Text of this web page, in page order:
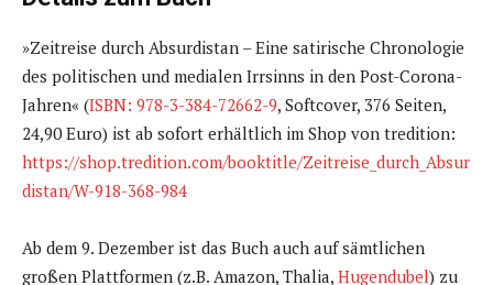
»Zeitreise durch Absurdistan – Eine satirische Chronologie
des politischen und medialen Irrsinns in den Post-Corona-
Jahren« (ISBN: 978-3-384-72662-9, Softcover, 376 Seiten,
24,90 Euro) ist ab sofort erhältlich im Shop von tredition:
https://shop.tredition.com/booktitle/Zeitreise_durch_Absur
distan/W-918-368-984
Ab dem 9. Dezember ist das Buch auch auf sämtlichen
großen Plattformen (z.B. Amazon, Thalia, Hugendubel) zu